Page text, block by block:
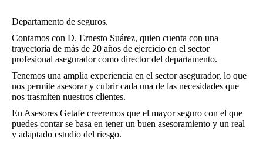
Departamento de seguros.
Contamos con D. Ernesto Suárez, quien cuenta con una
trayectoria de más de 20 años de ejercicio en el sector
profesional asegurador como director del departamento.
Tenemos una amplia experiencia en el sector asegurador, lo que
nos permite asesorar y cubrir cada una de las necesidades que
nos trasmiten nuestros clientes.
En Asesores Getafe creeremos que el mayor seguro con el que
puedes contar se basa en tener un buen asesoramiento y un real
y adaptado estudio del riesgo.